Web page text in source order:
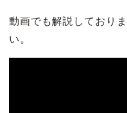
動画でも解説しており
い。